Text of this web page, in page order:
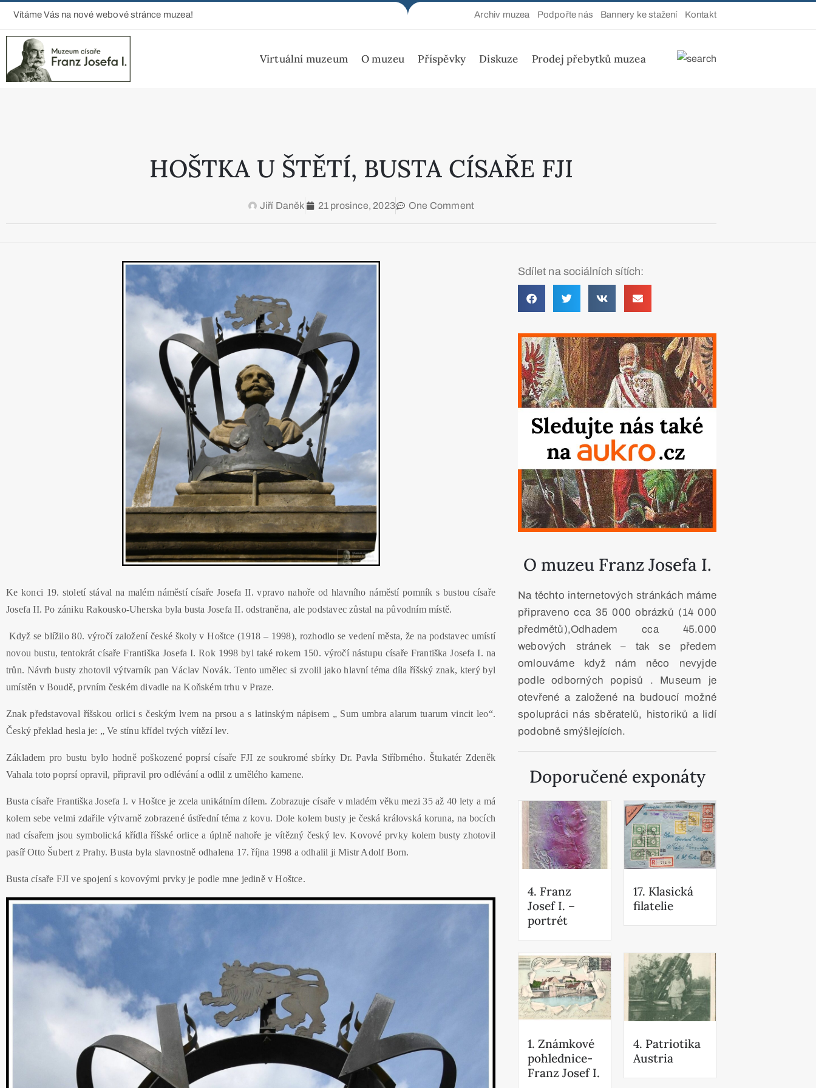
Vítáme Vás na nové webové stránce muzea! Archiv muzea Podpořte nás Bannery ke stažení Kontakt
Virtuální muzeum O muzeu Příspěvky Diskuze Prodej přebytků muzea
HOŠTKA U ŠTĚTÍ, BUSTA CÍSAŘE FJI
Jiří Daněk 21 prosince, 2023 One Comment
Ke konci 19. století stával na malém náměstí císaře Josefa II. vpravo nahoře od hlavního náměstí pomník s bustou císaře
Josefa II. Po zániku Rakousko-Uherska byla busta Josefa II. odstraněna, ale podstavec zůstal na původním místě.
Když se blížilo 80. výročí založení české školy v Hoštce (1918 – 1998), rozhodlo se vedení města, že na podstavec umístí
novou bustu, tentokrát císaře Františka Josefa I. Rok 1998 byl také rokem 150. výročí nástupu císaře Františka Josefa I. na
trůn. Návrh busty zhotovil výtvarník pan Václav Novák. Tento umělec si zvolil jako hlavní téma díla říšský znak, který byl
umístěn v Boudě, prvním českém divadle na Koňském trhu v Praze.
Znak představoval říšskou orlici s českým lvem na prsou a s latinským nápisem „ Sum umbra alarum tuarum vincit leo“.
Český překlad hesla je: „ Ve stínu křídel tvých vítězí lev.
Základem pro bustu bylo hodně poškozené poprsí císaře FJI ze soukromé sbírky Dr. Pavla Stříbrného. Štukatér Zdeněk
Vahala toto poprsí opravil, připravil pro odlévání a odlil z umělého kamene.
Busta císaře Františka Josefa I. v Hoštce je zcela unikátním dílem. Zobrazuje císaře v mladém věku mezi 35 až 40 lety a má
kolem sebe velmi zdařile výtvarně zobrazené ústřední téma z kovu. Dole kolem busty je česká královská koruna, na bocích
nad císařem jsou symbolická křídla říšské orlice a úplně nahoře je vítězný český lev. Kovové prvky kolem busty zhotovil
pasíř Otto Šubert z Prahy. Busta byla slavnostně odhalena 17. října 1998 a odhalil ji Mistr Adolf Born.
Busta císaře FJI ve spojení s kovovými prvky je podle mne jedině v Hoštce.
Sdílet na sociálních sítích:
O muzeu Franz Josefa I.
Na těchto internetových stránkách máme
připraveno cca 35 000 obrázků (14 000
předmětů),Odhadem cca 45.000
webových stránek – tak se předem
omlouváme když nám něco nevyjde
podle odborných popisů . Museum je
otevřené a založené na budoucí možné
spolupráci nás sběratelů, historiků a lidí
podobně smýšlejících.
Doporučené exponáty
4. Franz
Josef I. –
portrét
17. Klasická
filatelie
1. Známkové
pohlednice-
Franz Josef I.
4. Patriotika
Austria